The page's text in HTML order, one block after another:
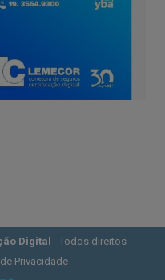
Digital - Todos direitos
Privacidade